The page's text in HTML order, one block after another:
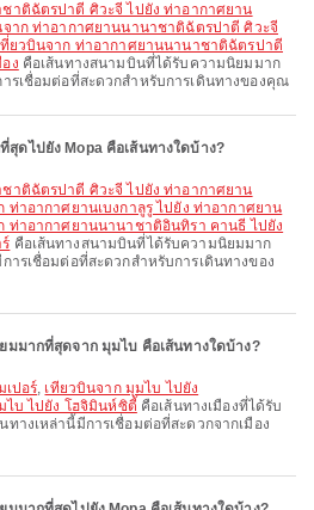
จาก ท่าอากาศยานนานาชาติฉัตรปาตี ศิวะจี
ที่ยวบินจาก ท่าอากาศยานนานาชาติฉัตรปาตี
ง คือเส้นทางสนามบินที่ได้รับความนิยมมาก
รเชื่อมต่อที่สะดวกสำหรับการเดินทางของคุณ
ดไปยัง Mopa คือเส้นทางใดบ้าง?
ท่าอากาศยานเบงกาลูรู ไปยัง ท่าอากาศยาน
ท่าอากาศยานนานาชาติอินทิรา คานธี ไปยัง
คือเส้นทางสนามบินที่ได้รับความนิยมมาก
ารเชื่อมต่อที่สะดวกสำหรับการเดินทางของ
มมากที่สุดจาก มุมไบ คือเส้นทางใดบ้าง?
เปอร์, เที่ยวบินจาก มุมไบ ไปยัง
ไบ ไปยัง โฮจิมินห์ซิตี้ คือเส้นทางเมืองที่ได้รับ
างเหล่านี้มีการเชื่อมต่อที่สะดวกจากเมือง